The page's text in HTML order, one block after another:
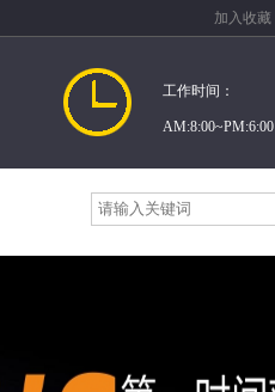
加入收藏
工作时间：
AM:8:00~PM:6:00